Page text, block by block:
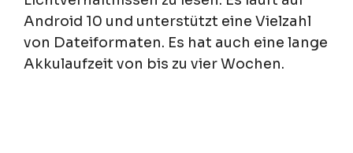
Android 10 und unterstützt eine Vielzahl
von Dateiformaten. Es hat auch eine lange
Akkulaufzeit von bis zu vier Wochen.